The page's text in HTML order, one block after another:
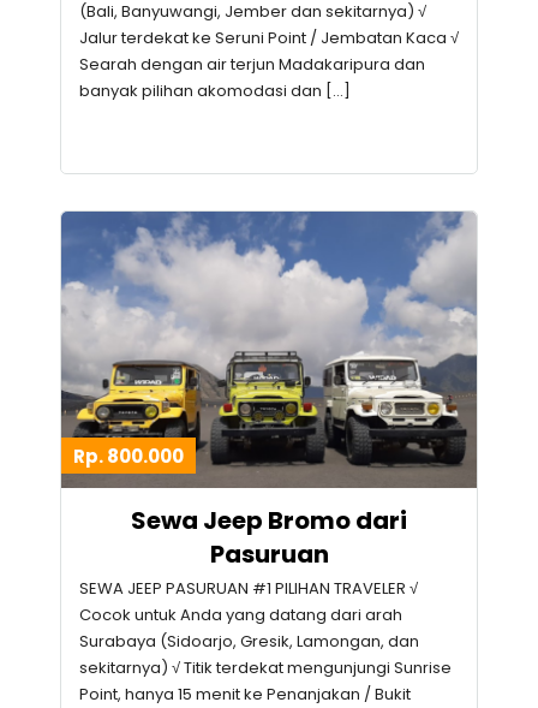
(Bali, Banyuwangi, Jember dan sekitarnya) √
Jalur terdekat ke Seruni Point / Jembatan Kaca √
Searah dengan air terjun Madakaripura dan
banyak pilihan akomodasi dan […]
Rp. 800.000
Sewa Jeep Bromo dari
Pasuruan
SEWA JEEP PASURUAN #1 PILIHAN TRAVELER √
Cocok untuk Anda yang datang dari arah
Surabaya (Sidoarjo, Gresik, Lamongan, dan
sekitarnya) √ Titik terdekat mengunjungi Sunrise
Point, hanya 15 menit ke Penanjakan / Bukit